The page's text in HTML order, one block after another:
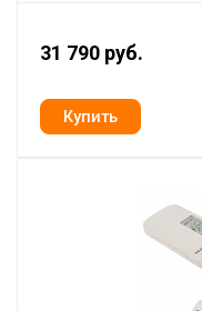
31 790 руб.